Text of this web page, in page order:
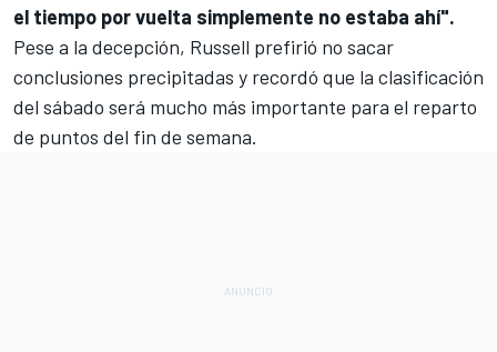
el tiempo por vuelta simplemente no estaba ahí".
Pese a la decepción, Russell prefirió no sacar
conclusiones precipitadas y recordó que la clasificación
del sábado será mucho más importante para el reparto
de puntos del fin de semana.